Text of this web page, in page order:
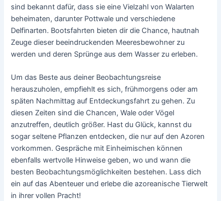
sind bekannt dafür, dass sie eine Vielzahl von Walarten
beheimaten, darunter Pottwale und verschiedene
Delfinarten. Bootsfahrten bieten dir die Chance, hautnah
Zeuge dieser beeindruckenden Meeresbewohner zu
werden und deren Sprünge aus dem Wasser zu erleben.
Um das Beste aus deiner Beobachtungsreise
herauszuholen, empfiehlt es sich, frühmorgens oder am
späten Nachmittag auf Entdeckungsfahrt zu gehen. Zu
diesen Zeiten sind die Chancen, Wale oder Vögel
anzutreffen, deutlich größer. Hast du Glück, kannst du
sogar seltene Pflanzen entdecken, die nur auf den Azoren
vorkommen. Gespräche mit Einheimischen können
ebenfalls wertvolle Hinweise geben, wo und wann die
besten Beobachtungsmöglichkeiten bestehen. Lass dich
ein auf das Abenteuer und erlebe die azoreanische Tierwelt
in ihrer vollen Pracht!